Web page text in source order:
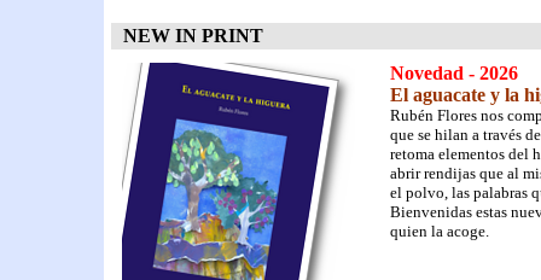
NEW IN PRINT
Novedad - 2026
El aguacate y la
Rubén Flores nos
que se hilan a través
retoma elementos del
abrir rendijas que al
el polvo, las palabras
Bienvenidas estas
quien la acoge.